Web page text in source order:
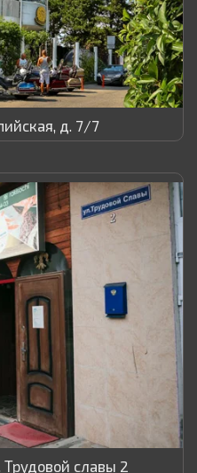
д. 7/7
Трудовой славы 2